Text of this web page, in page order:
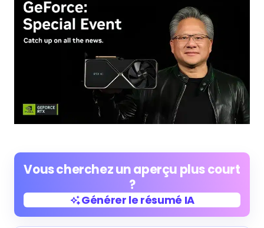
Vous cherchez un aperçu plus court
?
Générer le résumé IA